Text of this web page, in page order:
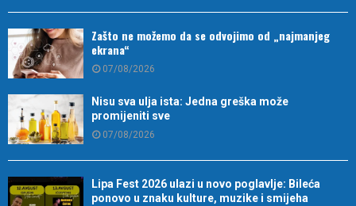
Zašto ne možemo da se odvojimo od „najmanjeg
ekrana“
07/08/2026
Nisu sva ulja ista: Jedna greška može
promijeniti sve
07/08/2026
Lipa Fest 2026 ulazi u novo poglavlje: Bileća
ponovo u znaku kulture, muzike i smijeha